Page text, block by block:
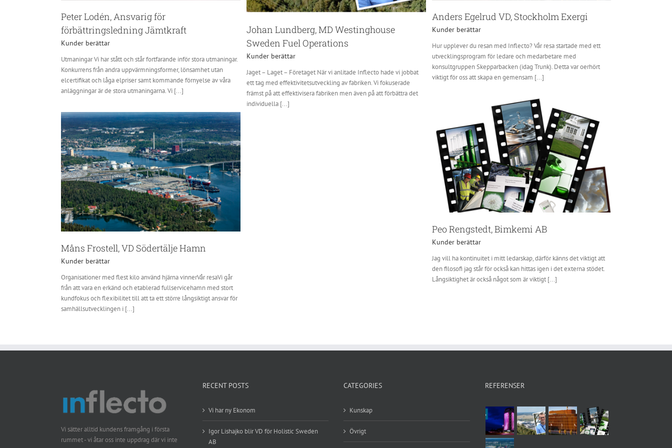
Peter Lodén, Ansvarig för
förbättringsledning Jämtkraft
Kunder berättar
Utmaningar Vi har stått och står fortfarande inför stora utmaningar.
Konkurrens från andra uppvärmningsformer, lönsamhet utan
elcertifikat och låga elpriser samt kommande förnyelse av våra
anläggningar är de stora utmaningarna. Vi [...]
Johan Lundberg, MD Westinghouse
Sweden Fuel Operations
Kunder berättar
Jaget – Laget – Företaget När vi anlitade Inflecto hade vi jobbat
ett tag med effektivitetsutveckling av fabriken. Vi fokuserade
främst på att effektivisera fabriken men även på att förbättra det
individuella [...]
Anders Egelrud VD, Stockholm Exergi
Kunder berättar
Hur upplever du resan med Inflecto? Vår resa startade med ett
utvecklingsprogram för ledare och medarbetare med
konsultgruppen Skepparbacken (idag Trunk). Detta var oerhört
viktigt för oss att skapa en gemensam [...]
Peo Rengstedt, Bimkemi AB
Kunder berättar
Jag vill ha kontinuitet i mitt ledarskap, därför känns det viktigt att
den filosofi jag står för också kan hittas igen i det externa stödet.
Långsiktighet är också något som är viktigt [...]
Måns Frostell, VD Södertälje Hamn
Kunder berättar
Organisationer med flest kilo använd hjärna vinnerVår resaVi går
från att vara en erkänd och etablerad fullservicehamn med stort
kundfokus och flexibilitet till att ta ett större långsiktigt ansvar för
samhällsutvecklingen i [...]
Vi sätter alltid kundens framgång i första
rummet - vi åtar oss inte uppdrag där vi inte
RECENT POSTS
Vi har ny Ekonom
Igor Lishajko blir VD för Holistic Sweden
AB
CATEGORIES
Kunskap
Övrigt
REFERENSER